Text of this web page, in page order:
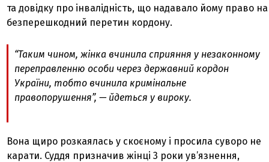
та довідку про інвалідність, що надавало йому право на
безперешкодний перетин кордону.
“Таким чином, жінка вчинила сприяння у незаконному
переправленню особи через державний кордон
України, тобто вчинила кримінальне
правопорушення”, — йдеться у вироку.
Вона щиро розкаялась у скоєному і просила суворо не
карати. Суддя призначив жінці 3 роки ув’язнення,